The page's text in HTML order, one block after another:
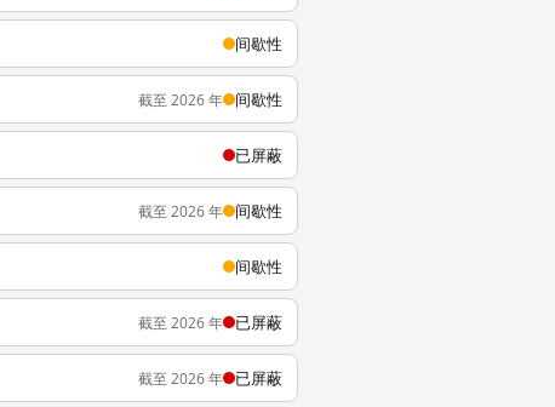
间歇性
截至 2026 年 间歇性
已屏蔽
截至 2026 年 间歇性
间歇性
截至 2026 年 已屏蔽
截至 2026 年 已屏蔽